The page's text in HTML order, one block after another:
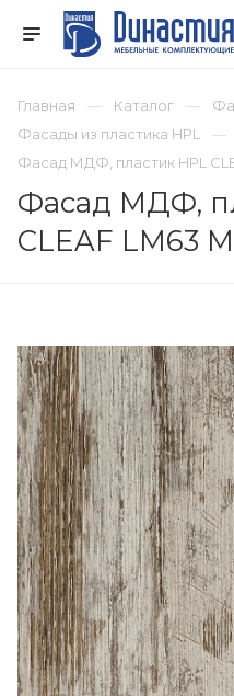
Главная Каталог
Фасады из пластика HPL
Фасад МДФ, пластик HPL
Фасад МДФ,
CLEAF LM63